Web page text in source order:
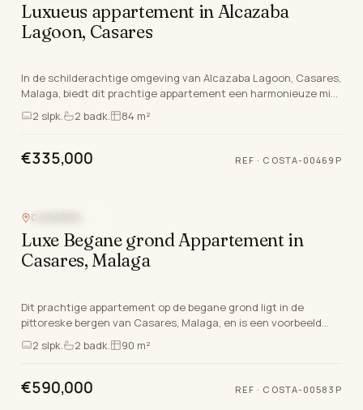
Luxueus appartement in Alcazaba
Lagoon, Casares
In de schilderachtige omgeving van Alcazaba Lagoon, Casares,
Malaga, biedt dit prachtige appartement een harmonieuze mix
van moderne luxe en natuurlijke schoon…
2 slpk. 2 badk. 84 m²
€335,000 REF · COSTA-00469P
CASARES
Luxe Begane grond Appartement in
Casares, Malaga
Dit prachtige appartement op de begane grond ligt in de
pittoreske bergen van Casares, Malaga, en is een voorbeeld
van luxe aan de Costa Del Sol. Deze nieuw ge…
2 slpk. 2 badk. 90 m²
€590,000 REF · COSTA-00583P